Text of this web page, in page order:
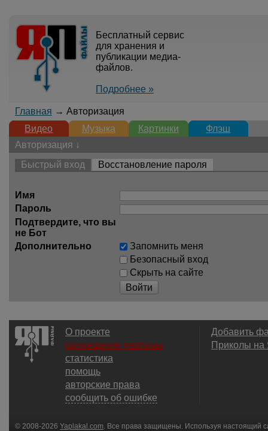
Бесплатный сервис
для хранения и
публикации медиа-
файлов.
Подробнее »
Главная → Авторизация
Видео
Музыка Картинки
Флэш
Авторизация ↓
Быстрый вход
Восстановление пароля
Имя
Пароль
Подтвердите, что вы
не Бот
Дополнительно
Запомнить меня
Безопасный вход
Скрыть на сайте
Войти
О проекте
размещение рекламы
статистика
помощь
авторские права
сообщить об ошибке
Добавить
Приколы
© 2008-2026 Yaplakal.com . Все права защищены. Используя настоящий